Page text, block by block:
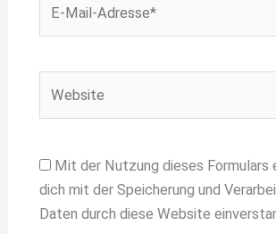
Mit der Nutzung dieses Formulars
dich mit der Speicherung und
Daten durch diese Website